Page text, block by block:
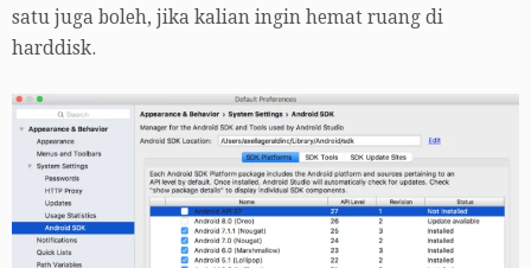
satu juga boleh, jika kalian ingin hemat ruang di
harddisk.